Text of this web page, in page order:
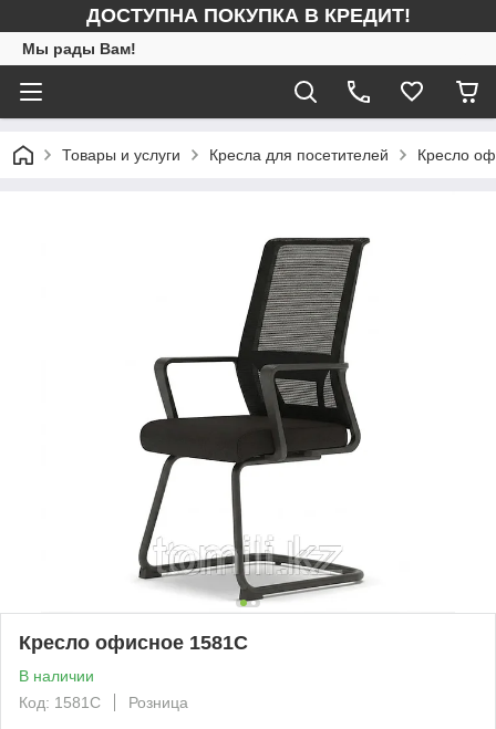
ДОСТУПНА ПОКУПКА В КРЕДИТ!
Мы рады Вам!
Товары и услуги Кресла для посетителей Кресло
Кресло офисное 1581С
В наличии
Код: 1581С
Розница